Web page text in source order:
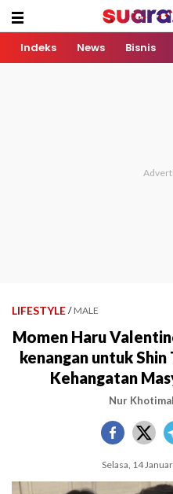
Indeks News Bisnis
LIFESTYLE / MALE
Momen Haru
kenangan untuk
Kehangatan
Nur
Selasa, 14